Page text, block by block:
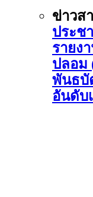
ข่าวส
ประช
รายง
ปลอม
พันธบั
อันดับ